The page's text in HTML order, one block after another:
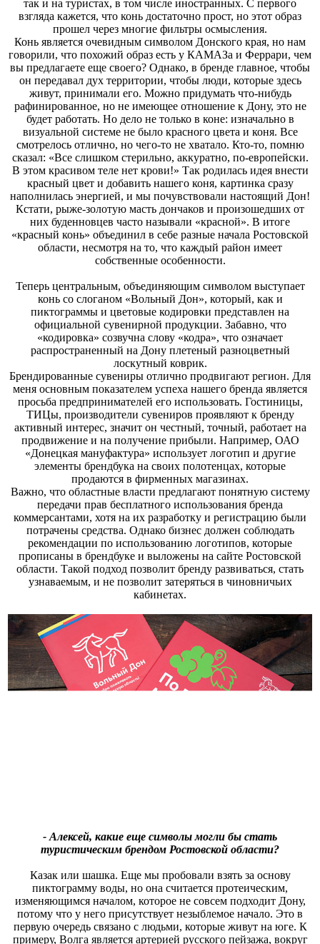
так и на туристах, в том числе иностранных. С первого
взгляда кажется, что конь достаточно прост, но этот образ
прошел через многие фильтры осмысления.
Конь является очевидным символом Донского края, но нам
говорили, что похожий образ есть у КАМАЗа и Феррари, чем
вы предлагаете еще своего? Однако, в бренде главное, чтобы
он передавал дух территории, чтобы люди, которые здесь
живут, принимали его. Можно придумать что-нибудь
рафинированное, но не имеющее отношение к Дону, это не
будет работать. Но дело не только в коне: изначально в
визуальной системе не было красного цвета и коня. Все
смотрелось отлично, но чего-то не хватало. Кто-то, помню
сказал: «Все слишком стерильно, аккуратно, по-европейски.
В этом красивом теле нет крови!» Так родилась идея внести
красный цвет и добавить нашего коня, картинка сразу
наполнилась энергией, и мы почувствовали настоящий Дон!
Кстати, рыже-золотую масть дончаков и произошедших от
них буденновцев часто называли «красной». В итоге
«красный конь» объединил в себе разные начала Ростовской
области, несмотря на то, что каждый район имеет
собственные особенности.
Теперь центральным, объединяющим символом выступает
конь со слоганом «Вольный Дон», который, как и
пиктограммы и цветовые кодировки представлен на
официальной сувенирной продукции. Забавно, что
«кодировка» созвучна слову «кодра», что означает
распространенный на Дону плетеный разноцветный
лоскутный коврик.
Брендированные сувениры отлично продвигают регион. Для
меня основным показателем успеха нашего бренда является
просьба предпринимателей его использовать. Гостиницы,
ТИЦы, производители сувениров проявляют к бренду
активный интерес, значит он честный, точный, работает на
продвижение и на получение прибыли. Например, ОАО
«Донецкая мануфактура» использует логотип и другие
элементы брендбука на своих полотенцах, которые
продаются в фирменных магазинах.
Важно, что областные власти предлагают понятную систему
передачи прав бесплатного использования бренда
коммерсантами, хотя на их разработку и регистрацию были
потрачены средства. Однако бизнес должен соблюдать
рекомендации по использованию логотипов, которые
прописаны в брендбуке и выложены на сайте Ростовской
области. Такой подход позволит бренду развиваться, стать
узнаваемым, и не позволит затеряться в чиновничьих
кабинетах.
- Алексей, какие еще символы могли бы стать
туристическим брендом Ростовской области?
Казак или шашка. Еще мы пробовали взять за основу
пиктограмму воды, но она считается протеическим,
изменяющимся началом, которое не совсем подходит Дону,
потому что у него присутствует незыблемое начало. Это в
первую очередь связано с людьми, которые живут на юге. К
примеру, Волга является артерией русского пейзажа, вокруг